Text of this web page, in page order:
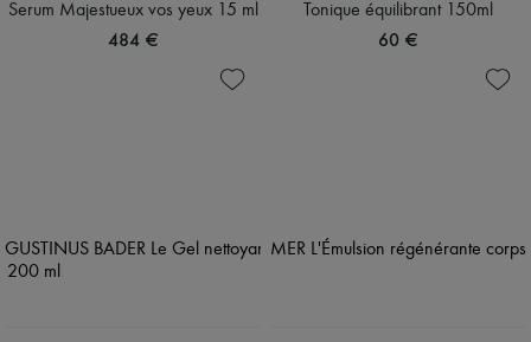
Serum Majestueux vos yeux 15 ml
484 €
Tonique équilibrant 150ml
60 €